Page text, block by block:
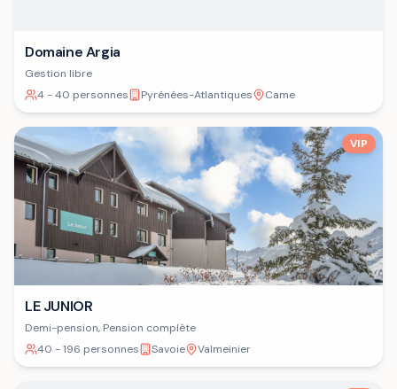
Domaine Argia
Gestion libre
4 - 40 personnes
Pyrénées-Atlantiques Came
VIP
LE JUNIOR
Demi-pension, Pension complète
40 - 196 personnes
Savoie Valmeinier